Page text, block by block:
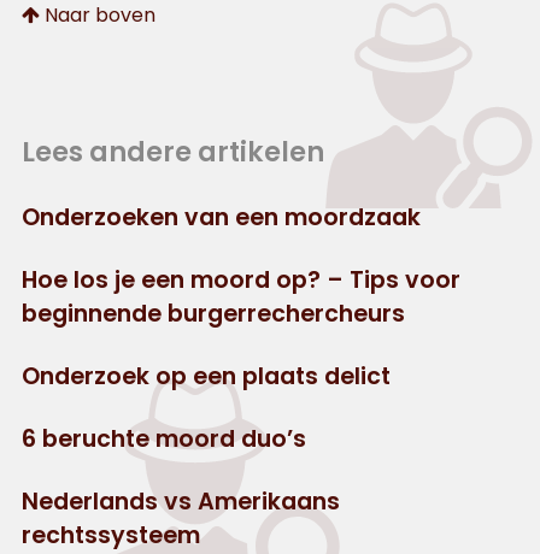
Naar boven
Lees andere artikelen
Onderzoeken van een moordzaak
Hoe los je een moord op? – Tips voor
beginnende burgerrechercheurs
Onderzoek op een plaats delict
6 beruchte moord duo’s
Nederlands vs Amerikaans
rechtssysteem